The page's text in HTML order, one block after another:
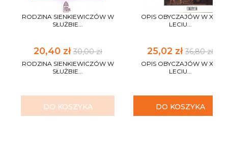
RODZINA SIENKIEWICZÓW W
SŁUŻBIE...
20,40 zł30,00 zł
RODZINA SIENKIEWICZÓW W
SŁUŻBIE...
DO KOSZYKA
OPIS OBYCZAJÓW W XV-
LECIU...
25,02 zł 36,80 zł
OPIS OBYCZAJÓW W XV-
LECIU...
DO KOSZYKA